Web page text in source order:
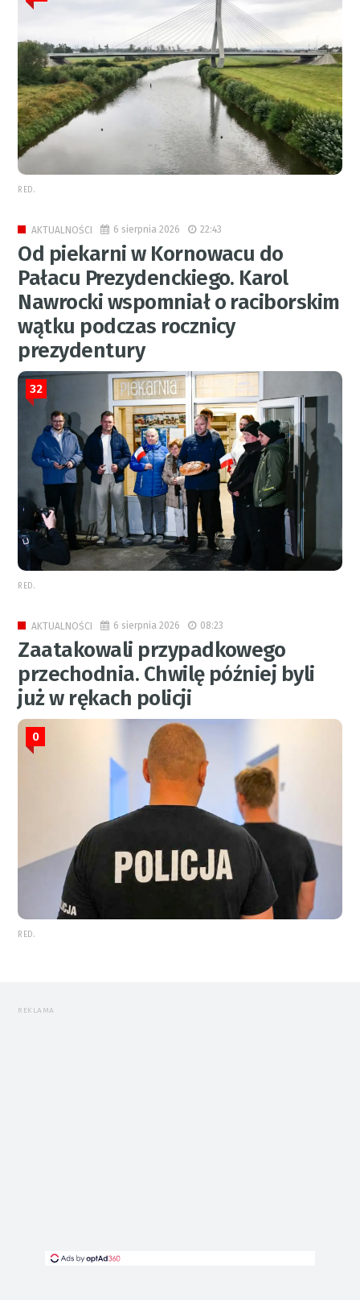
RED.
AKTUALNOŚCI 6 sierpnia 2026 22:43
Od piekarni w Kornowacu do
Pałacu Prezydenckiego. Karol
Nawrocki wspomniał o raciborskim
wątku podczas rocznicy
prezydentury
32
RED.
AKTUALNOŚCI 6 sierpnia 2026 08:23
Zaatakowali przypadkowego
przechodnia. Chwilę później byli
już w rękach policji
0
RED.
REKLAMA